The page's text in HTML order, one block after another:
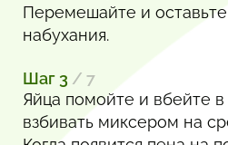
Перемешайте и
набухания.
Шаг 3 / 7
Яйца помойте и вбейте
взбивать миксером на